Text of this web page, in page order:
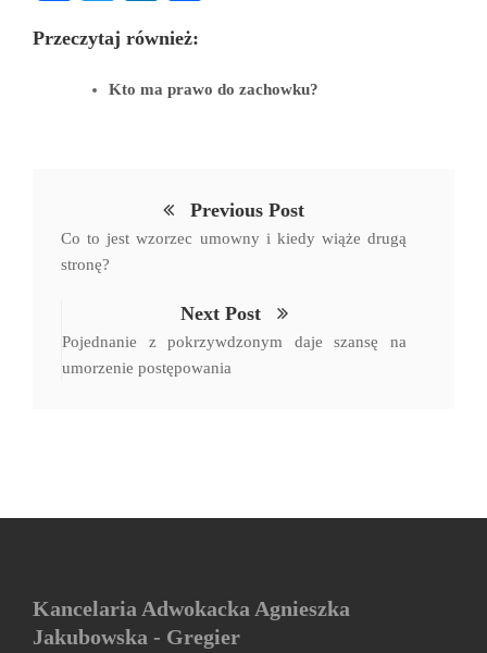
bo
ok
tte
r
ed
In
Przeczytaj również:
Kto ma prawo do zachowku?
Previous Post
Co to jest wzorzec umowny i kiedy wiąże drugą
stronę?
Next Post
Pojednanie z pokrzywdzonym daje szansę na
umorzenie postępowania
Kancelaria Adwokacka Agnieszka
Jakubowska - Gregier